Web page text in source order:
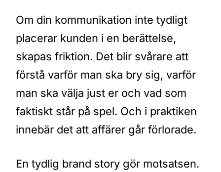
Om din kommunikation inte tydligt
placerar kunden i en berättelse,
skapas friktion. Det blir svårare att
förstå varför man ska bry sig, varför
man ska välja just er och vad som
faktiskt står på spel. Och i praktiken
innebär det att affärer går förlorade.
En tydlig brand story gör motsatsen.